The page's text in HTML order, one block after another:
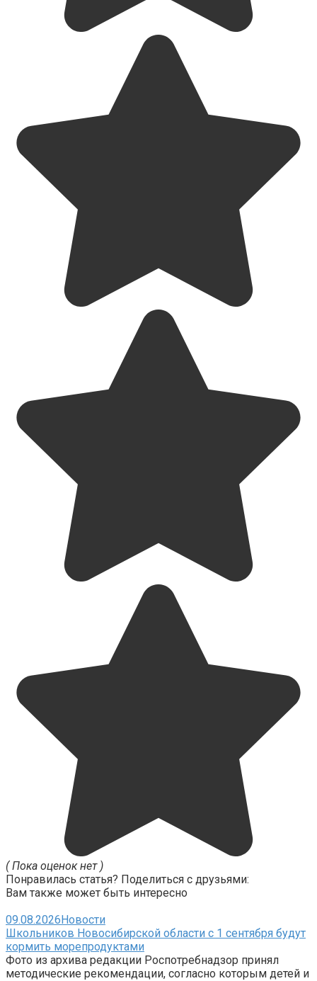
( Пока оценок нет )
Понравилась статья? Поделиться с друзьями:
Вам также может быть интересно
09.08.2026Новости
Школьников Новосибирской области с 1 сентября будут
кормить морепродуктами
Фото из архива редакции Роспотребнадзор принял
методические рекомендации, согласно которым детей и